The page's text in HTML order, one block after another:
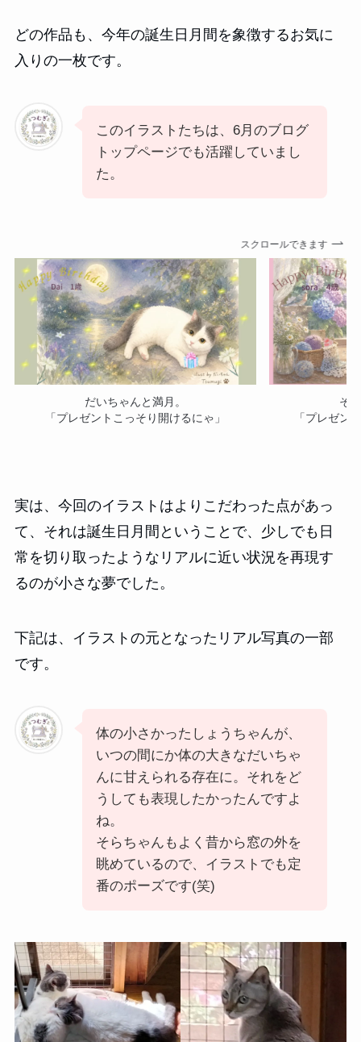
どの作品も、今年の誕生日月間を象徴するお気に
入りの一枚です。
このイラストたちは、6月のブログ
トップページでも活躍していまし
た。
スクロールできます
だいちゃんと満月。
「プレゼントこっそり開けるにゃ」
そ
「プレゼン
実は、今回のイラストはよりこだわった点があっ
て、それは誕生日月間ということで、少しでも日
常を切り取ったようなリアルに近い状況を再現す
るのが小さな夢でした。
下記は、イラストの元となったリアル写真の一部
です。
体の小さかったしょうちゃんが、
いつの間にか体の大きなだいちゃ
んに甘えられる存在に。それをど
うしても表現したかったんですよ
ね。
そらちゃんもよく昔から窓の外を
眺めているので、イラストでも定
番のポーズです(笑)